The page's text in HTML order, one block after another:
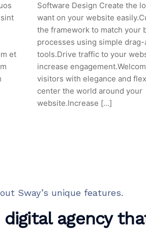
Software Design Create the
want on your website
the framework to match your
processes using simple
tools.Drive traffic to your
increase
visitors with elegance and
center the world around your
website.Increase [...]
et
Sway’s unique features.
agency